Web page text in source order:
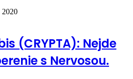
2020
(CRYPTA): Nejde
s Nervosou.